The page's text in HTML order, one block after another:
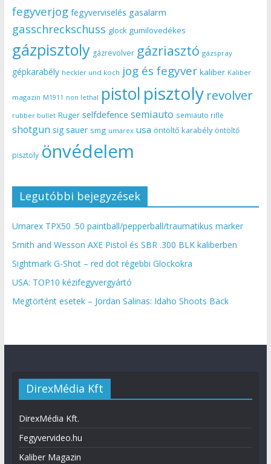
fegyverjog fegyverviselés gasalarm
gasschreckschuss glock gumilövedékes
gázpisztoly gázrevolver gázriasztó gázspray
gépkarabély heckler und koch jog és fegyver kaliber Kaliber
magazin M1911 non lethal pistol pisztoly revolver
rubber bullet Ruger selfdefence semiauto semiauto rifle
shotgun sig sauer smg umarex usa öntöltő karabély öntöltő
pisztoly önvédelem
Legutóbbi bejegyzések
Umarex TPX50 .50 paintball/pepperball/traumatikus marker
Smith and Wesson AXE Pistol és SBR .300 BLK kaliberben
Sightmark G-Shot – red dot régebbi Glockokra
USA: TOP10 kézifegyvergyártó
Megtörtént esetek – Jordan Salinas: Idaho Shoots Back
DirexMédia Kft
DirexMédia Kft.
Fegyvervideo.hu
Kaliber Magazin